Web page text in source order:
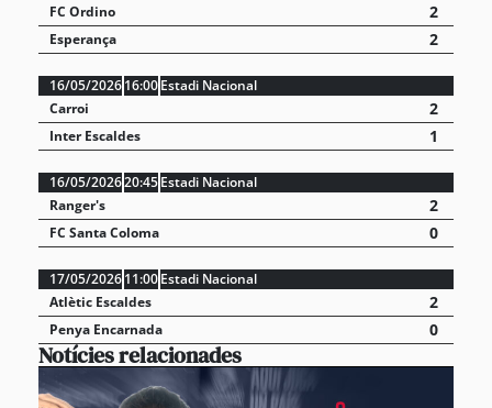
FC Ordino
2
Esperança 2
16/05/202616:00Estadi Nacional
Carroi
2
Inter Escaldes 1
16/05/202620:45Estadi Nacional
Ranger's
2
FC Santa Coloma 0
17/05/202611:00Estadi Nacional
Atlètic Escaldes
2
Penya Encarnada 0
Notícies relacionades